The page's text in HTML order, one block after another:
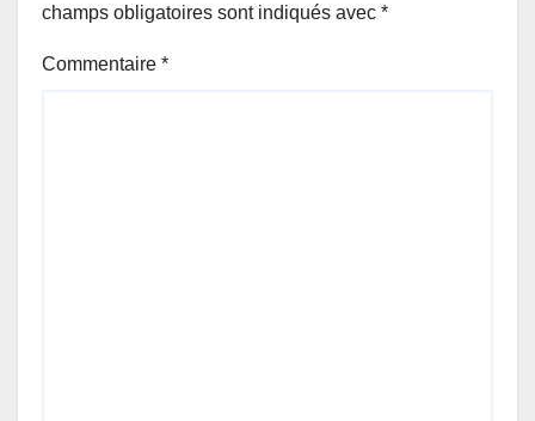
champs obligatoires sont indiqués avec *
Commentaire *